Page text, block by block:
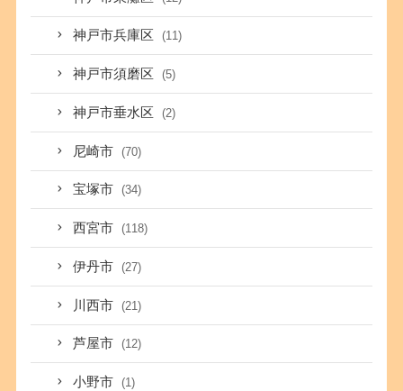
神戸市兵庫区 (11)
神戸市須磨区 (5)
神戸市垂水区 (2)
尼崎市 (70)
宝塚市 (34)
西宮市 (118)
伊丹市 (27)
川西市 (21)
芦屋市 (12)
小野市 (1)